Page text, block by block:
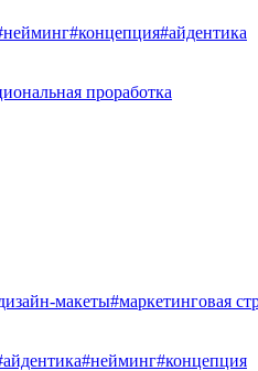
#концепция#айдентика
проработка
макеты#маркетинговая
#нейминг#концепция